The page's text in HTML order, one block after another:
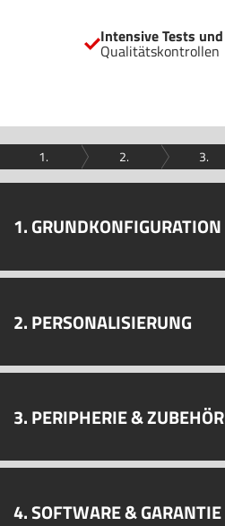
Intensive Tests und
Qualitätskontrollen
1. 2. 3.
1. GRUNDKONFIGURATION
2. PERSONALISIERUNG
3. PERIPHERIE & ZUBEHÖR
4. SOFTWARE & GARANTIE